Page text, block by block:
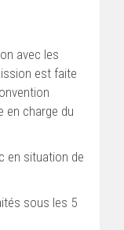
avec les
est faite
en charge du
en situation de
sous les 5